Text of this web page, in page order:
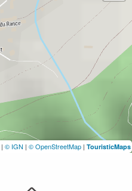
| © IGN | © OpenStreetMap | TouristicMaps